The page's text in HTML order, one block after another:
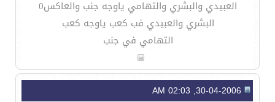
العبيدي والبشري والتهامي ياوجه جنب والعاكس0
البشري والعبيدي فب كعب ياوجه كعب
التهامي في جنب